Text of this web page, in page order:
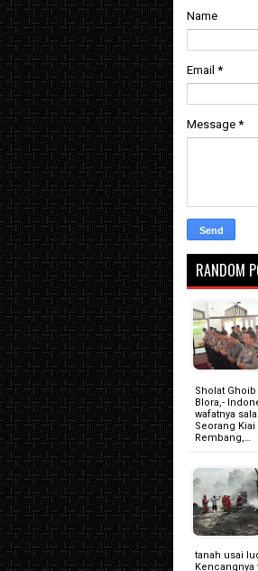
Name
Email *
Message *
RANDOM
Sholat
Blora,-
wafatnya
Seorang
Rembang,…
tanah usai
Kencangnya